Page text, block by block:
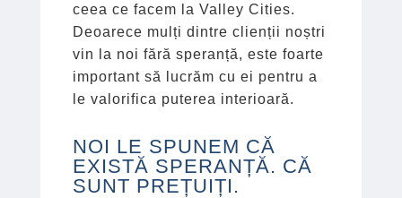
ceea ce facem la Valley Cities.
Deoarece mulți dintre clienții noștri
vin la noi fără speranță, este foarte
important să lucrăm cu ei pentru a
le valorifica puterea interioară.
NOI LE SPUNEM CĂ
EXISTĂ SPERANȚĂ. CĂ
SUNT PREȚUIȚI.